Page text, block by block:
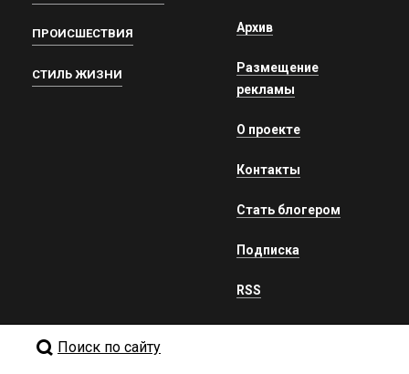
ПРОИСШЕСТВИЯ
СТИЛЬ ЖИЗНИ
Архив
Размещение
рекламы
О проекте
Контакты
Стать блогером
Подписка
RSS
Поиск по сайту